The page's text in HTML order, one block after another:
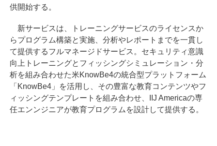
供開始する。
新サービスは、トレーニングサービスのライセンスか
らプログラム構築と実施、分析やレポートまでを一貫し
て提供するフルマネージドサービス。セキュリティ意識
向上トレーニングとフィッシングシミュレーション・分
析を組み合わせた米KnowBe4の統合型プラットフォーム
「KnowBe4」を活用し、その豊富な教育コンテンツやフ
ィッシングテンプレートを組み合わせ、IIJ Americaの専
任エンンジニアが教育プログラムを設計して提供する。